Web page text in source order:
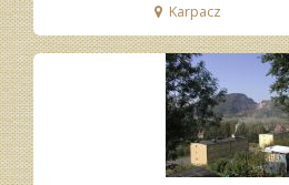
Karpacz
fot. Tenet